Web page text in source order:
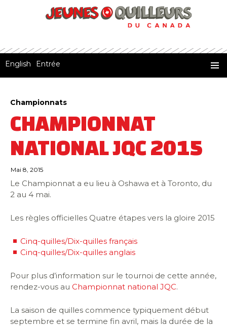
English Entrée
Jeunes Quilleurs du Canada
Championnats
CHAMPIONNAT
NATIONAL JQC 2015
Mai 8, 2015
Le Championnat a eu lieu à Oshawa et à Toronto, du
2 au 4 mai.
Les règles officielles Quatre étapes vers la gloire 2015
Cinq-quilles/Dix-quilles français
Cinq-quilles/Dix-quilles anglais
Pour plus d’information sur le tournoi de cette année,
rendez-vous au Championnat national JQC.
La saison de quilles commence typiquement début
septembre et se termine fin avril, mais la durée de la